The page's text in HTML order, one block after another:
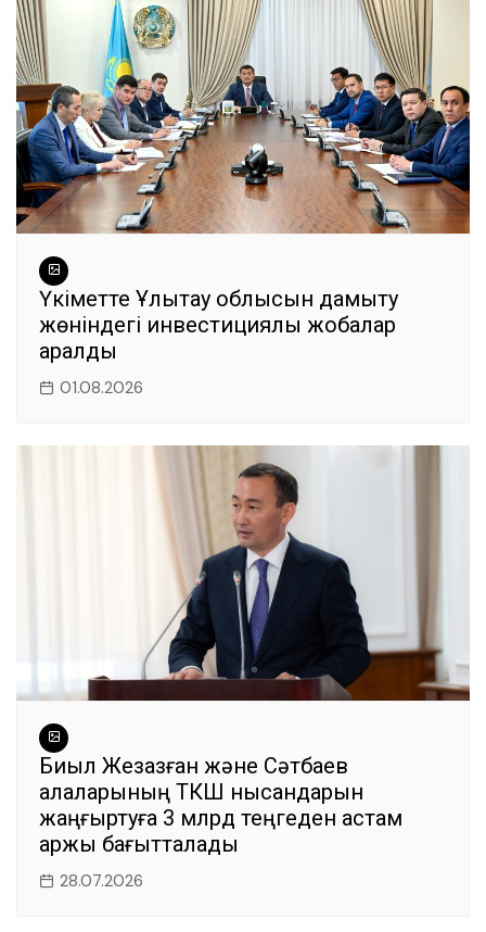
Үкіметте Ұлытау облысын дамыту
жөніндегі инвестициялық жобалар
қаралды
01.08.2026
Биыл Жезқазған және Сәтбаев
қалаларының ТКШ нысандарын
жаңғыртуға 3 млрд теңгеден астам
қаржы бағытталады
28.07.2026